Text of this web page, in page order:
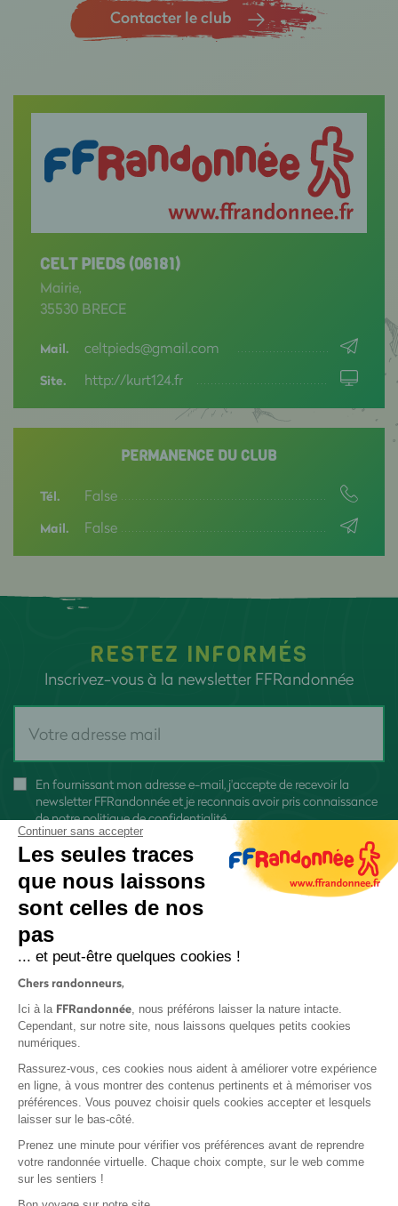
Contacter le club
CELT PIEDS (06181)
Mairie,
35530 BRECE
Mail. celtpieds@gmail.com
Site. http://kurt124.fr
PERMANENCE DU CLUB
Tél. False
Mail. False
RESTEZ INFORMÉS
Inscrivez-vous à la newsletter FFRandonnée
En fournissant mon adresse e-mail, j'accepte de recevoir la
newsletter FFRandonnée et je reconnais avoir pris connaissance
denotre politique de confidentialité
Protection des données
Politique de confidentialité
Continuer sans accepter
Les seules traces
que nous laissons
sont celles de nos
pas
... et peut-être quelques cookies !
Chers randonneurs,
Ici à la FFRandonnée, nous préférons laisser la nature intacte.
Cependant, sur notre site, nous laissons quelques petits cookies
numériques.
Rassurez-vous, ces cookies nous aident à améliorer votre expérience
en ligne, à vous montrer des contenus pertinents et à mémoriser vos
préférences. Vous pouvez choisir quels cookies accepter et lesquels
laisser sur le bas-côté.
Prenez une minute pour vérifier vos préférences avant de reprendre
votre randonnée virtuelle. Chaque choix compte, sur le web comme
sur les sentiers !